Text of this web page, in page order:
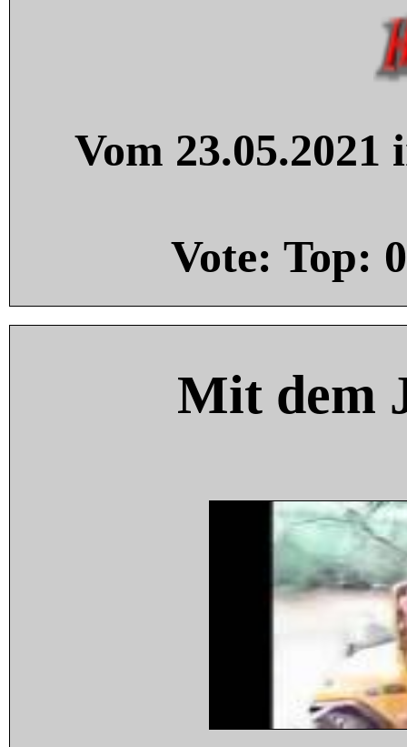
Vom
Vote: Top: 0
Mit dem